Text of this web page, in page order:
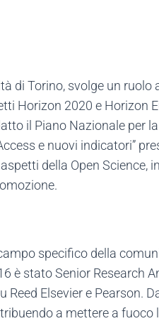
di Torino, svolge un
Horizon 2020 e
il Piano Nazionale per
e nuovi indicatori”
della Open Science,
specifico della
è stato Senior Research
Elsevier e Pearson.
a mettere a